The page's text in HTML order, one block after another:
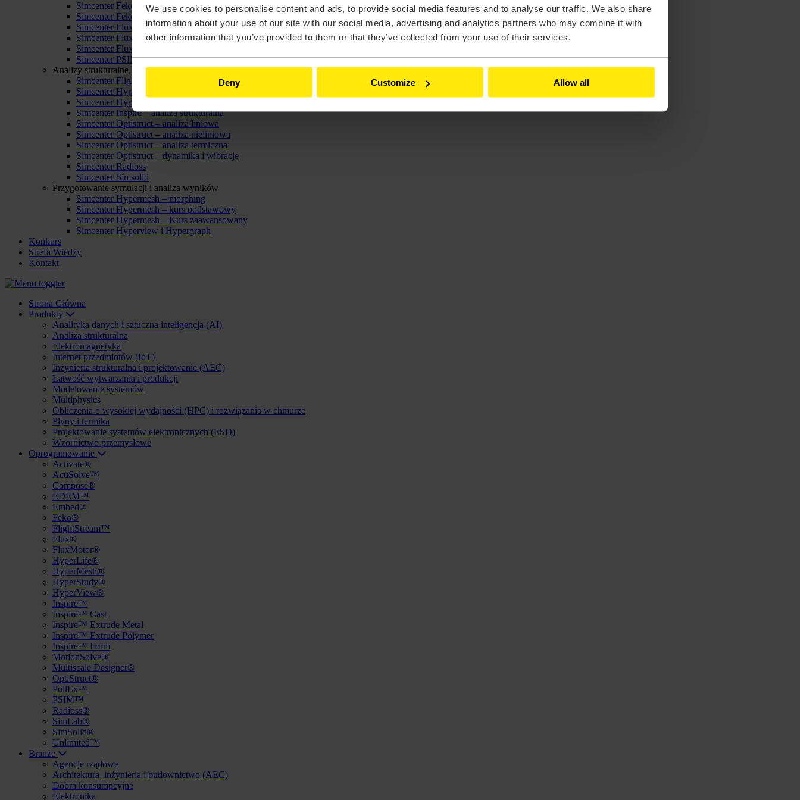
We use cookies to personalise content and ads, to provide social media features and to analyse our traffic. We also share
information about your use of our site with our social media, advertising and analytics partners who may combine it with
other information that you’ve provided to them or that they’ve collected from your use of their services.
Deny Customize Allow all
Simcenter Feko – Feko Antenna Advanced
Simcenter Feko – Introduction
Simcenter Flux – Analysis of Electric Motors
Simcenter Flux – Electromechanical Devices Modeling
Simcenter Flux – Introduction
Simcenter PSIM – kurs podstawowy
Analizy strukturalne, termiczne oraz mechanika płynów
Simcenter FlightStream
Simcenter Hyperlife
Simcenter Hyperlife – obliczenia spoin
Simcenter Inspire – analiza strukturalna
Simcenter Optistruct – analiza liniowa
Simcenter Optistruct – analiza nieliniowa
Simcenter Optistruct – analiza termiczna
Simcenter Optistruct – dynamika i wibracje
Simcenter Radioss
Simcenter Simsolid
Przygotowanie symulacji i analiza wyników
Simcenter Hypermesh – morphing
Simcenter Hypermesh – kurs podstawowy
Simcenter Hypermesh – Kurs zaawansowany
Simcenter Hyperview i Hypergraph
Konkurs
Strefa Wiedzy
Kontakt
Strona Główna
Produkty
Analityka danych i sztuczna inteligencja (AI)
Analiza strukturalna
Elektromagnetyka
Internet przedmiotów (IoT)
Inżynieria strukturalna i projektowanie (AEC)
Łatwość wytwarzania i produkcji
Modelowanie systemów
Multiphysics
Obliczenia o wysokiej wydajności (HPC) i rozwiązania w chmurze
Płyny i termika
Projektowanie systemów elektronicznych (ESD)
Wzornictwo przemysłowe
Oprogramowanie
Activate®
AcuSolve™
Compose®
EDEM™
Embed®
Feko®
FlightStream™
Flux®
FluxMotor®
HyperLife®
HyperMesh®
HyperStudy®
HyperView®
Inspire™
Inspire™ Cast
Inspire™ Extrude Metal
Inspire™ Extrude Polymer
Inspire™ Form
MotionSolve®
Multiscale Designer®
OptiStruct®
PollEx™
PSIM™
Radioss®
SimLab®
SimSolid®
Unlimited™
Branże
Agencje rządowe
Architektura, inżynieria i budownictwo (AEC)
Dobra konsumpcyjne
Elektronika